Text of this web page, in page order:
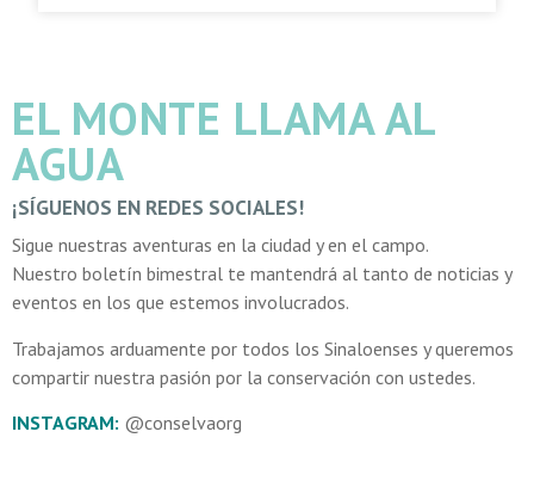
EL MONTE LLAMA AL
AGUA
¡SÍGUENOS EN REDES SOCIALES!
Sigue nuestras aventuras en la ciudad y en el campo.
Nuestro boletín bimestral te mantendrá al tanto de noticias y
eventos en los que estemos involucrados.
Trabajamos arduamente por todos los Sinaloenses y queremos
compartir nuestra pasión por la conservación con ustedes.
INSTAGRAM: @conselvaorg